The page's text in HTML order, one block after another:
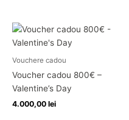
Vouchere cadou
Voucher cadou 800€ –
Valentine’s Day
4.000,00 lei